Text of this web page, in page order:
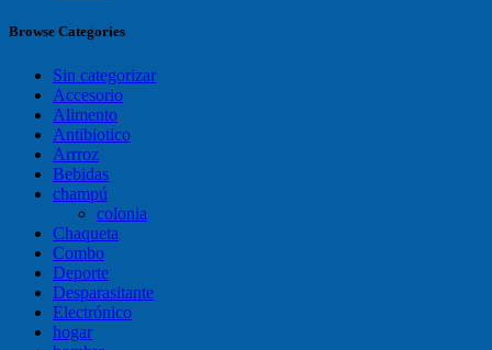
Browse Categories
Sin categorizar
Accesorio
Alimento
Antibiotico
Arrroz
Bebidas
champú
colonia
Chaqueta
Combo
Deporte
Desparasitante
Electrónico
hogar